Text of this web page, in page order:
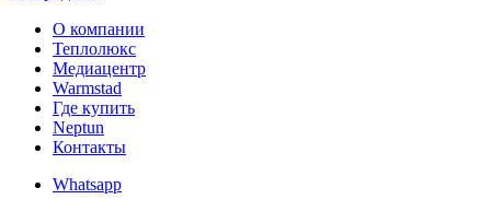
О компании
Теплолюкс
Медиацентр
Warmstad
Где купить
Neptun
Контакты
Whatsapp